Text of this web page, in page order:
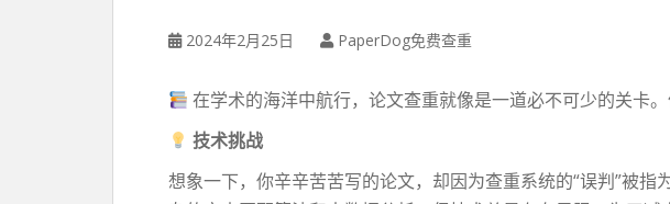
2024年2月25日 PaperDog免费查重
在学术的海洋中航行，论文查重就像是一道必不可少的关卡
技术挑战
想象一下，你辛辛苦苦写的论文，却因为查重系统的“误判”被